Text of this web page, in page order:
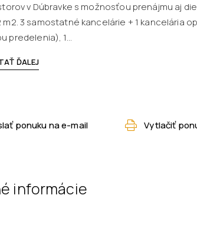
v Dúbravke s možnosťou prenájmu aj
3 samostatné kancelárie + 1 kancelária
predelenia), 1...
ĎALEJ
ponuku na e-mail Vytlačiť
informácie